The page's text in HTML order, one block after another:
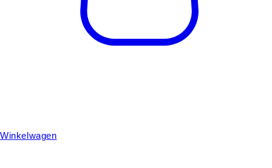
Winkelwagen